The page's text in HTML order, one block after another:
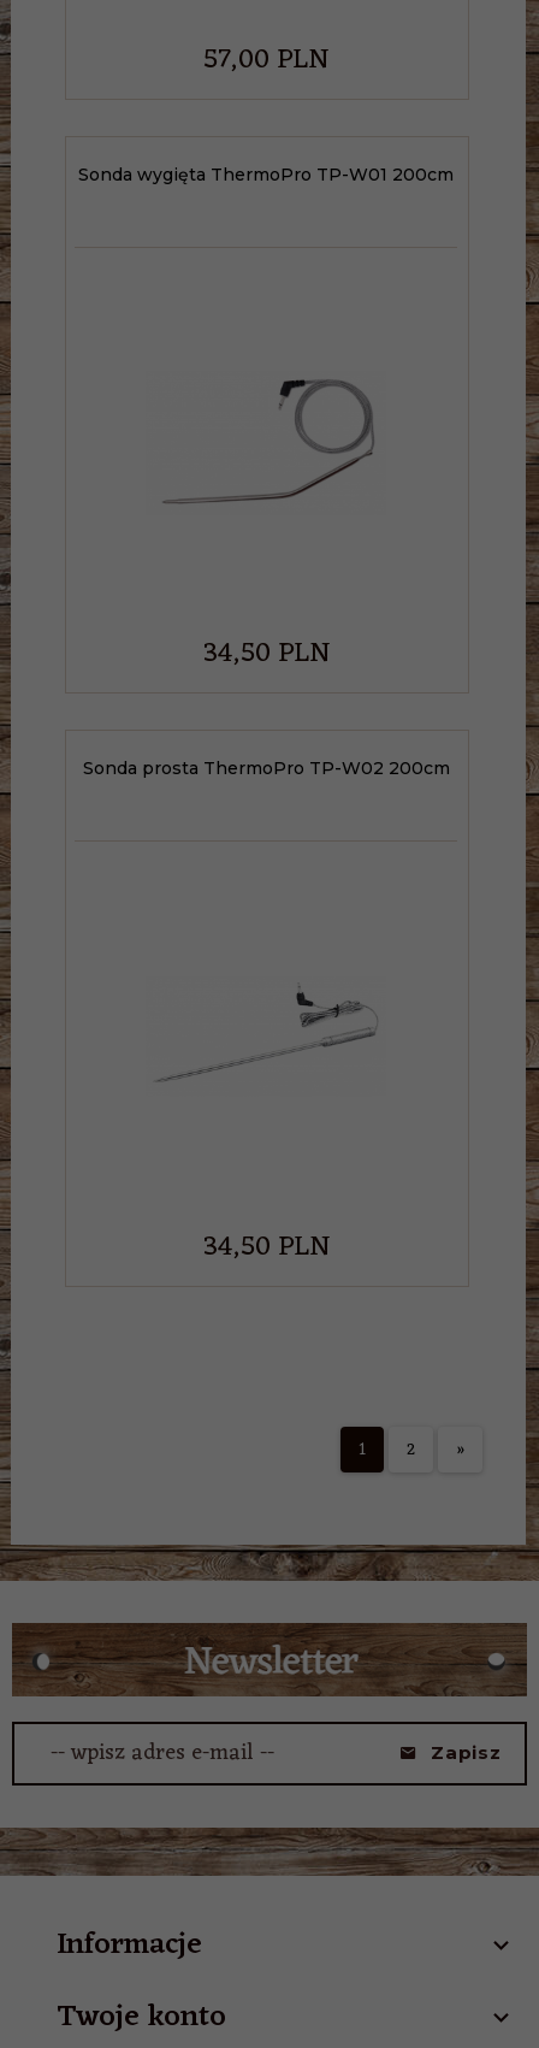
57,00PLN
Sonda wygięta ThermoPro TP-W01 200cm
34,50PLN
Sonda prosta ThermoPro TP-W02 200cm
34,50PLN
1 2 »
-- wpisz adres e-mail -- Zapisz
Informacje
Twoje konto